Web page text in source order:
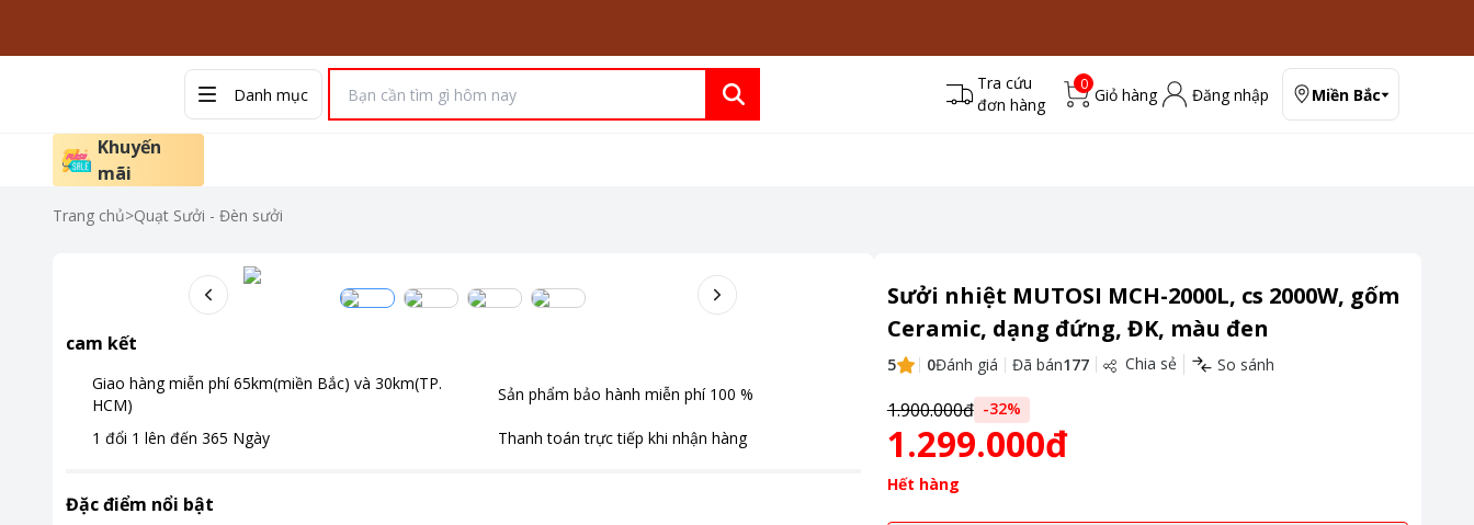
Danh mục
Tra cứu
đơn hàng
0
Giỏ hàng Đăng nhập Miền Bắc
Khuyến
mãi
Trang chủ>Quạt Sưởi - Đèn sưởi
cam kết
Giao hàng miễn phí 65km(miền Bắc) và 30km(TP.
HCM)
Sản phẩm bảo hành miễn phí 100 %
1 đổi 1 lên đến 365 Ngày Thanh toán trực tiếp khi nhận hàng
Đặc điểm nổi bật
Sưởi nhiệt MUTOSI MCH-2000L, cs 2000W, gốm
Ceramic, dạng đứng, ĐK, màu đen
5 0Đánh giá Đã bán177 Chia sẻ So sánh
1.900.000đ -32%
1.299.000đ
Hết hàng